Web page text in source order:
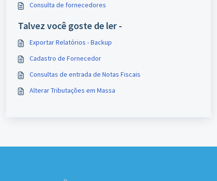
Consulta de fornecedores
Talvez você goste de ler -
Exportar Relatórios - Backup
Cadastro de Fornecedor
Consultas de entrada de Notas Fiscais
Alterar Tributações em Massa